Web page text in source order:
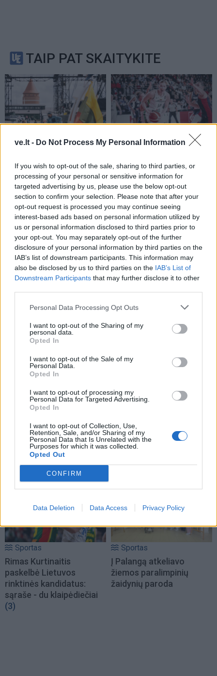
ve.lt - Do Not Process My Personal Information
If you wish to opt-out of the sale, sharing to third parties, or
processing of your personal or sensitive information for
targeted advertising by us, please use the below opt-out
section to confirm your selection. Please note that after your
opt-out request is processed you may continue seeing
interest-based ads based on personal information utilized by
us or personal information disclosed to third parties prior to
your opt-out. You may separately opt-out of the further
disclosure of your personal information by third parties on the
IAB’s list of downstream participants. This information may
also be disclosed by us to third parties on the IAB’s List of
Downstream Participants that may further disclose it to other
Personal Data Processing Opt Outs
I want to opt-out of the Sharing of my
personal data.
Opted In
I want to opt-out of the Sale of my
Personal Data.
Opted In
I want to opt-out of processing my
Personal Data for Targeted Advertising.
Opted In
I want to opt-out of Collection, Use,
Retention, Sale, and/or Sharing of my
Personal Data that Is Unrelated with the
Purposes for which it was collected.
Opted Out
CONFIRM
Data Deletion Data Access Privacy Policy
TAIP PAT SKAITYKITE
Sportas
buriuotojai pasirodė
miesto gatvėse (1)
Sportas
rinktinę, legionierės
gyvenimą, žemės
drebėjimą ir didžiausią
svajonę
Lietuvos vaikinai patiesė
serbus (1)
Butvilas pateko į
„Challenger“ turnyro
Klaipėda savaitei taps
Europos jūrinio buriavimo
sostine(1)
Savaitgalį Klaipėdoje -
daug sporto: veiksmas
miesto vietose
Sportas
Rimas Kurtinaitis
paskelbė Lietuvos
rinktinės kandidatus:
sąraše - du klaipėdiečiai
(3)
Sportas
Į Palangą atkeliavo
žiemos paralimpinių
žaidynių paroda